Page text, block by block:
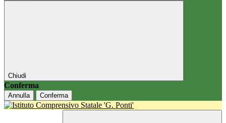
Chiudi
Conferma
Annulla Conferma